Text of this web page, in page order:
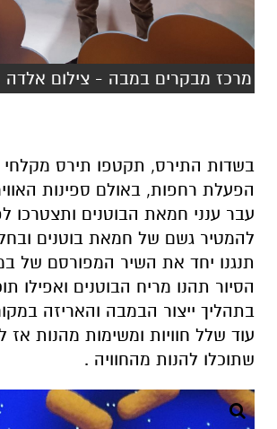
בשדות התירס, תקטפו תירס מקלחי
הפעלת רחפות, באולם ספינות
תנגנו יחד את השיר המפורסם של
הסיור תהנו מריח הבוטנים ואפילו
בתהליך ייצור הבמבה והאריזה
עוד שלל חוויות ומשימות מהנות
שתוכלו להנות מהחוויה .